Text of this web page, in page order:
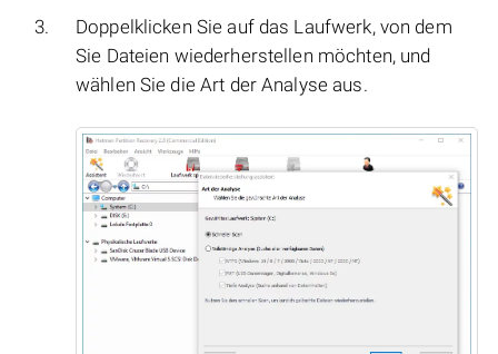
Doppelklicken Sie auf das Laufwerk, von dem
Sie Dateien wiederherstellen möchten, und
wählen Sie die Art der Analyse aus.